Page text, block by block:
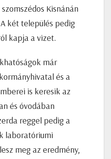
Kisnánán
két település pedig
kapja a vizet.
már
és a
is keresik az
és óvodában
reggel pedig a
laboratóriumi
meg az eredmény,